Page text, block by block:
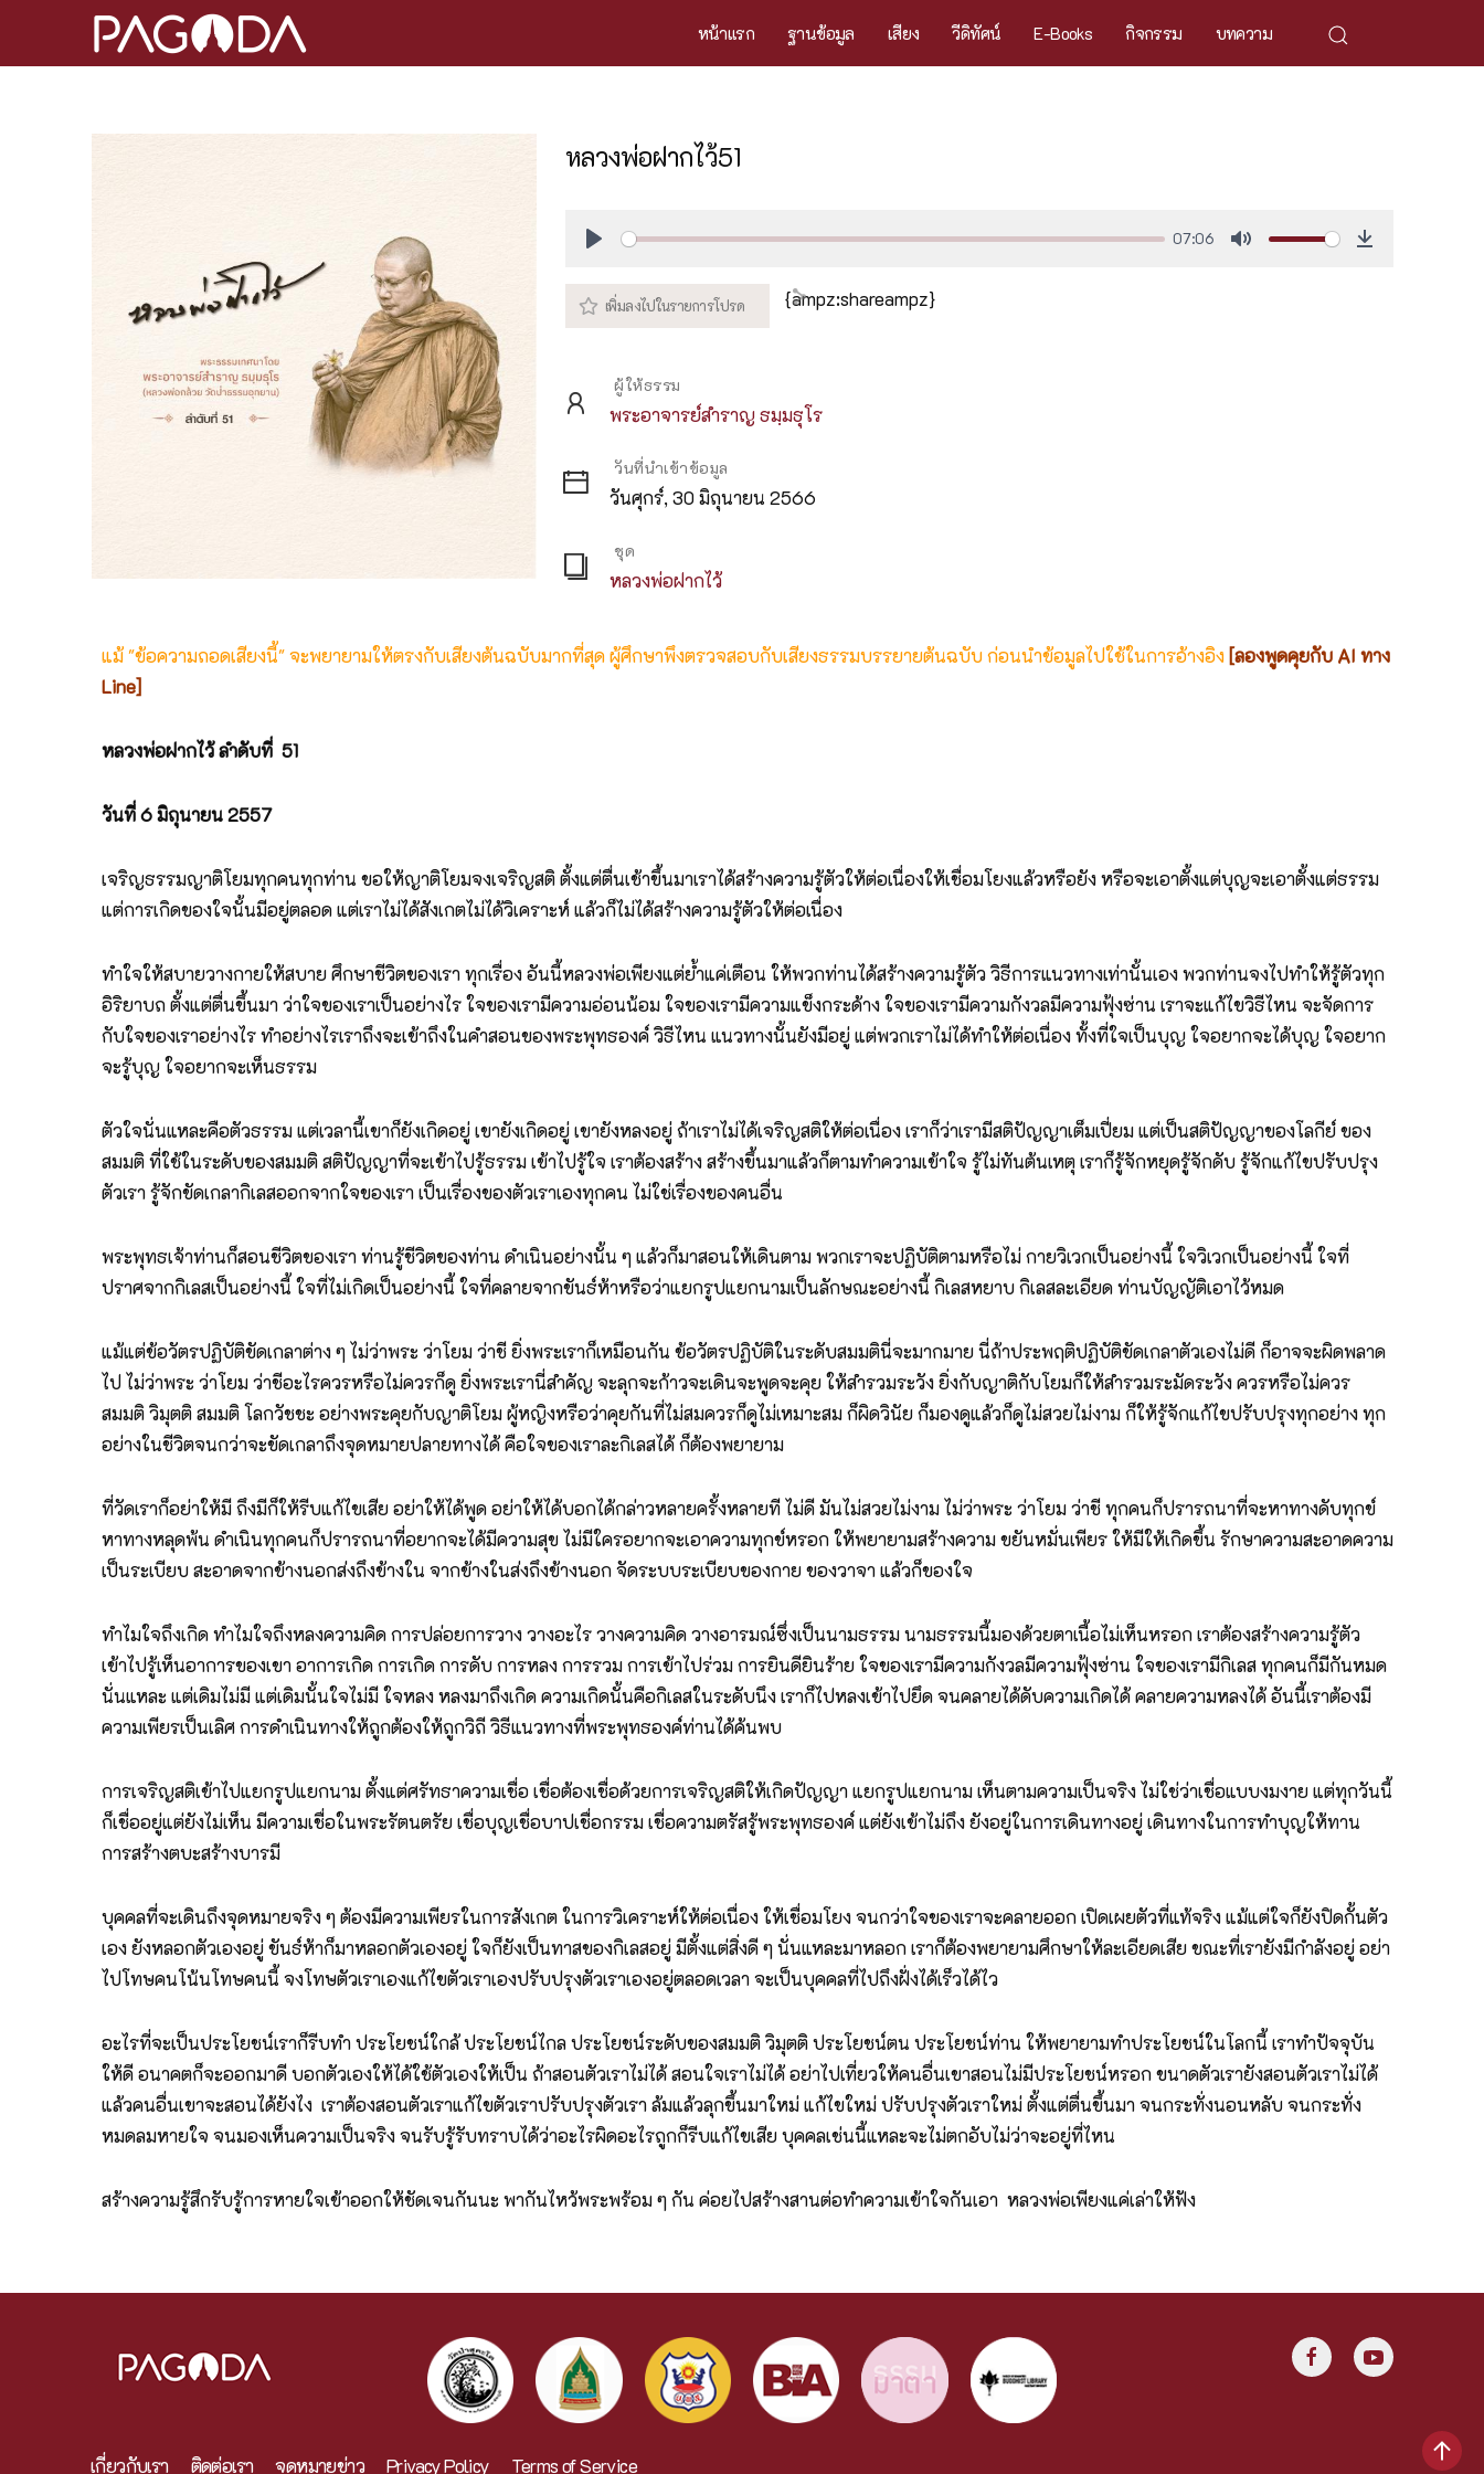
หน้าแรก ฐานข้อมูล เสียง วีดิทัศน์ E-Books กิจกรรม บทความ
หลวงพ่อฝากไว้51
07:06
{ampz:shareampz}
ผู้ให้ธรรม
พระอาจารย์สำราญ ธมฺมธุโร
วันที่นำเข้าข้อมูล
วันศุกร์, 30 มิถุนายน 2566
ชุด
หลวงพ่อฝากไว้
แม้ "ข้อความถอดเสียงนี้" จะพยายามให้ตรงกับเสียงต้นฉบับมากที่สุด ผู้ศึกษาพึงตรวจสอบกับเสียงธรรมบรรยายต้นฉบับ ก่อนนำข้อมูลไปใช้ในการอ้างอิง [ลองพูดคุยกับ AI ทาง
Line]
หลวงพ่อฝากไว้ ลำดับที่ 51
วันที่ 6 มิถุนายน 2557
เจริญธรรมญาติโยมทุกคนทุกท่าน ขอให้ญาติโยมจงเจริญสติ ตั้งแต่ตื่นเช้าขึ้นมาเราได้สร้างความรู้ตัวให้ต่อเนื่องให้เชื่อมโยงแล้วหรือยัง หรือจะเอาตั้งแต่บุญจะเอาตั้งแต่ธรรม
แต่การเกิดของใจนั้นมีอยู่ตลอด แต่เราไม่ได้สังเกตไม่ได้วิเคราะห์ แล้วก็ไม่ได้สร้างความรู้ตัวให้ต่อเนื่อง
ทำใจให้สบายวางกายให้สบาย ศึกษาชีวิตของเรา ทุกเรื่อง อันนี้หลวงพ่อเพียงแต่ย้ำแค่เตือน ให้พวกท่านได้สร้างความรู้ตัว วิธีการแนวทางเท่านั้นเอง พวกท่านจงไปทำให้รู้ตัวทุก
อิริยาบถ ตั้งแต่ตื่นขึ้นมา ว่าใจของเราเป็นอย่างไร ใจของเรามีความอ่อนน้อม ใจของเรามีความแข็งกระด้าง ใจของเรามีความกังวลมีความฟุ้งซ่าน เราจะแก้ไขวิธีไหน จะจัดการ
กับใจของเราอย่างไร ทำอย่างไรเราถึงจะเข้าถึงในคำสอนของพระพุทธองค์ วิธีไหน แนวทางนั้นยังมีอยู่ แต่พวกเราไม่ได้ทำให้ต่อเนื่อง ทั้งที่ใจเป็นบุญ ใจอยากจะได้บุญ ใจอยาก
จะรู้บุญ ใจอยากจะเห็นธรรม
ตัวใจนั่นแหละคือตัวธรรม แต่เวลานี้เขาก็ยังเกิดอยู่ เขายังเกิดอยู่ เขายังหลงอยู่ ถ้าเราไม่ได้เจริญสติให้ต่อเนื่อง เราก็ว่าเรามีสติปัญญาเต็มเปี่ยม แต่เป็นสติปัญญาของโลกีย์ ของ
สมมติ ที่ใช้ในระดับของสมมติ สติปัญญาที่จะเข้าไปรู้ธรรม เข้าไปรู้ใจ เราต้องสร้าง สร้างขึ้นมาแล้วก็ตามทำความเข้าใจ รู้ไม่ทันต้นเหตุ เราก็รู้จักหยุดรู้จักดับ รู้จักแก้ไขปรับปรุง
ตัวเรา รู้จักขัดเกลากิเลสออกจากใจของเรา เป็นเรื่องของตัวเราเองทุกคน ไม่ใช่เรื่องของคนอื่น
พระพุทธเจ้าท่านก็สอนชีวิตของเรา ท่านรู้ชีวิตของท่าน ดำเนินอย่างนั้น ๆ แล้วก็มาสอนให้เดินตาม พวกเราจะปฏิบัติตามหรือไม่ กายวิเวกเป็นอย่างนี้ ใจวิเวกเป็นอย่างนี้ ใจที่
ปราศจากกิเลสเป็นอย่างนี้ ใจที่ไม่เกิดเป็นอย่างนี้ ใจที่คลายจากขันธ์ห้าหรือว่าแยกรูปแยกนามเป็นลักษณะอย่างนี้ กิเลสหยาบ กิเลสละเอียด ท่านบัญญัติเอาไว้หมด
แม้แต่ข้อวัตรปฏิบัติขัดเกลาต่าง ๆ ไม่ว่าพระ ว่าโยม ว่าชี ยิ่งพระเราก็เหมือนกัน ข้อวัตรปฏิบัติในระดับสมมตินี่จะมากมาย นี่ถ้าประพฤติปฏิบัติขัดเกลาตัวเองไม่ดี ก็อาจจะผิดพลาด
ไป ไม่ว่าพระ ว่าโยม ว่าชีอะไรควรหรือไม่ควรก็ดู ยิ่งพระเรานี่สำคัญ จะลุกจะก้าวจะเดินจะพูดจะคุย ให้สำรวมระวัง ยิ่งกับญาติกับโยมก็ให้สำรวมระมัดระวัง ควรหรือไม่ควร
สมมติ วิมุตติ สมมติ โลกวัชชะ อย่างพระคุยกับญาติโยม ผู้หญิงหรือว่าคุยกันที่ไม่สมควรก็ดูไม่เหมาะสม ก็ผิดวินัย ก็มองดูแล้วก็ดูไม่สวยไม่งาม ก็ให้รู้จักแก้ไขปรับปรุงทุกอย่าง ทุก
อย่างในชีวิตจนกว่าจะขัดเกลาถึงจุดหมายปลายทางได้ คือใจของเราละกิเลสได้ ก็ต้องพยายาม
ที่วัดเราก็อย่าให้มี ถึงมีก็ให้รีบแก้ไขเสีย อย่าให้ได้พูด อย่าให้ได้บอกได้กล่าวหลายครั้งหลายที ไม่ดี มันไม่สวยไม่งาม ไม่ว่าพระ ว่าโยม ว่าชี ทุกคนก็ปรารถนาที่จะหาทางดับทุกข์
หาทางหลุดพ้น ดำเนินทุกคนก็ปรารถนาที่อยากจะได้มีความสุข ไม่มีใครอยากจะเอาความทุกข์หรอก ให้พยายามสร้างความ ขยันหมั่นเพียร ให้มีให้เกิดขึ้น รักษาความสะอาดความ
เป็นระเบียบ สะอาดจากข้างนอกส่งถึงข้างใน จากข้างในส่งถึงข้างนอก จัดระบบระเบียบของกาย ของวาจา แล้วก็ของใจ
ทำไมใจถึงเกิด ทำไมใจถึงหลงความคิด การปล่อยการวาง วางอะไร วางความคิด วางอารมณ์ซึ่งเป็นนามธรรม นามธรรมนี้มองด้วยตาเนื้อไม่เห็นหรอก เราต้องสร้างความรู้ตัว
เข้าไปรู้เห็นอาการของเขา อาการเกิด การเกิด การดับ การหลง การรวม การเข้าไปร่วม การยินดียินร้าย ใจของเรามีความกังวลมีความฟุ้งซ่าน ใจของเรามีกิเลส ทุกคนก็มีกันหมด
นั่นแหละ แต่เดิมไม่มี แต่เดิมนั้นใจไม่มี ใจหลง หลงมาถึงเกิด ความเกิดนั้นคือกิเลสในระดับนึง เราก็ไปหลงเข้าไปยึด จนคลายได้ดับความเกิดได้ คลายความหลงได้ อันนี้เราต้องมี
ความเพียรเป็นเลิศ การดำเนินทางให้ถูกต้องให้ถูกวิถี วิธีแนวทางที่พระพุทธองค์ท่านได้ค้นพบ
การเจริญสติเข้าไปแยกรูปแยกนาม ตั้งแต่ศรัทธาความเชื่อ เชื่อต้องเชื่อด้วยการเจริญสติให้เกิดปัญญา แยกรูปแยกนาม เห็นตามความเป็นจริง ไม่ใช่ว่าเชื่อแบบงมงาย แต่ทุกวันนี้
ก็เชื่ออยู่แต่ยังไม่เห็น มีความเชื่อในพระรัตนตรัย เชื่อบุญเชื่อบาปเชื่อกรรม เชื่อความตรัสรู้พระพุทธองค์ แต่ยังเข้าไม่ถึง ยังอยู่ในการเดินทางอยู่ เดินทางในการทำบุญให้ทาน
การสร้างตบะสร้างบารมี
บุคคลที่จะเดินถึงจุดหมายจริง ๆ ต้องมีความเพียรในการสังเกต ในการวิเคราะห์ให้ต่อเนื่อง ให้เชื่อมโยง จนกว่าใจของเราจะคลายออก เปิดเผยตัวที่แท้จริง แม้แต่ใจก็ยังปิดกั้นตัว
เอง ยังหลอกตัวเองอยู่ ขันธ์ห้าก็มาหลอกตัวเองอยู่ ใจก็ยังเป็นทาสของกิเลสอยู่ มีตั้งแต่สิ่งดี ๆ นั่นแหละมาหลอก เราก็ต้องพยายามศึกษาให้ละเอียดเสีย ขณะที่เรายังมีกำลังอยู่ อย่า
ไปโทษคนโน้นโทษคนนี้ จงโทษตัวเราเองแก้ไขตัวเราเองปรับปรุงตัวเราเองอยู่ตลอดเวลา จะเป็นบุคคลที่ไปถึงฝั่งได้เร็วได้ไว
อะไรที่จะเป็นประโยชน์เราก็รีบทำ ประโยชน์ใกล้ ประโยชน์ไกล ประโยชน์ระดับของสมมติ วิมุตติ ประโยชน์ตน ประโยชน์ท่าน ให้พยายามทำประโยชน์ในโลกนี้ เราทำปัจจุบัน
ให้ดี อนาคตก็จะออกมาดี บอกตัวเองให้ได้ใช้ตัวเองให้เป็น ถ้าสอนตัวเราไม่ได้ สอนใจเราไม่ได้ อย่าไปเที่ยวให้คนอื่นเขาสอนไม่มีประโยชน์หรอก ขนาดตัวเรายังสอนตัวเราไม่ได้
แล้วคนอื่นเขาจะสอนได้ยังไง เราต้องสอนตัวเราแก้ไขตัวเราปรับปรุงตัวเรา ล้มแล้วลุกขึ้นมาใหม่ แก้ไขใหม่ ปรับปรุงตัวเราใหม่ ตั้งแต่ตื่นขึ้นมา จนกระทั่งนอนหลับ จนกระทั่ง
หมดลมหายใจ จนมองเห็นความเป็นจริง จนรับรู้รับทราบได้ว่าอะไรผิดอะไรถูกก็รีบแก้ไขเสีย บุคคลเช่นนี้แหละจะไม่ตกอับไม่ว่าจะอยู่ที่ไหน
สร้างความรู้สึกรับรู้การหายใจเข้าออกให้ชัดเจนกันนะ พากันไหว้พระพร้อม ๆ กัน ค่อยไปสร้างสานต่อทำความเข้าใจกันเอา หลวงพ่อเพียงแค่เล่าให้ฟัง
เกี่ยวกับเรา ติดต่อเรา จดหมายข่าว Privacy Policy Terms of Service